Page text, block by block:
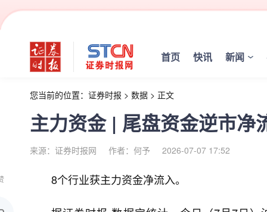
首页 快讯 新闻
您当前的位置： 证券时报 > 数据 > 正文
主力资金 | 尾盘资金逆市净
来源：证券时报网 作者：何予 2026-07-07 17:52
8个行业获主力资金净流入。